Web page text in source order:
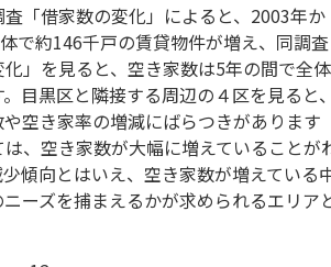
「借家数の変化」によると、2003年か
で約146千戸の賃貸物件が増え、同調査
」を見ると、空き家数は5年の間で全体
目黒区と隣接する周辺の４区を見ると
空き家率の増減にばらつきがあります
、空き家数が大幅に増えていることが
傾向とはいえ、空き家数が増えている
ーズを捕まえるかが求められるエリア